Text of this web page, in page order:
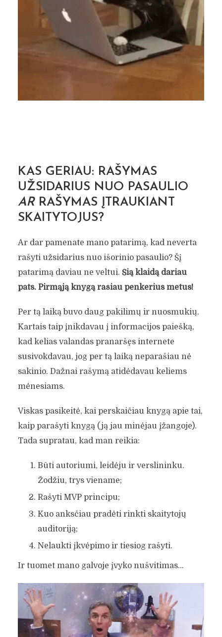
KAS GERIAU: RAŠYMAS
UŽSIDARIUS NUO PASAULIO
ARRAŠYMAS ĮTRAUKIANT
SKAITYTOJUS?
Ar dar pamenate mano patarimą, kad neverta
rašyti užsidarius nuo išorinio pasaulio? Šį
patarimą daviau ne veltui. Šią klaidą dariau
pats. Pirmąją knygą rašiau penkerius metus!
Per tą laiką buvo daug pakilimų ir nuosmukių.
Kartais taip įnikdavau į informacijos paiešką,
kad kelias valandas pranaršęs internete
susivokdavau, jog per tą laiką neparašiau nė
sakinio. Dažnai rašymą atidėdavau keliems
mėnesiams.
Viskas pasikeitė, kai perskaičiau knygą apie tai,
kaip parašyti knygą (ją jau minėjau įžangoje).
Tada supratau, kad man reikia:
Būti autoriumi, leidėju ir verslininku.
Žodžiu, trys viename;
Rašyti MVP principu;
Kuo anksčiau pradėti rinkti skaitytojų
auditoriją;
Nelaukti įkvėpimo ir tiesiog rašyti.
Ir tuomet mano galvoje įvyko nušvitimas…